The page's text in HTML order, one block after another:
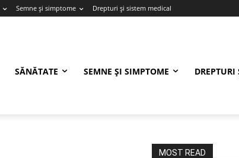
Semne și simptome Drepturi și sistem medical
SĂNĂTATE SEMNE ȘI SIMPTOME
MOST READ